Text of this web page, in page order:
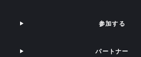
参加する
パートナー